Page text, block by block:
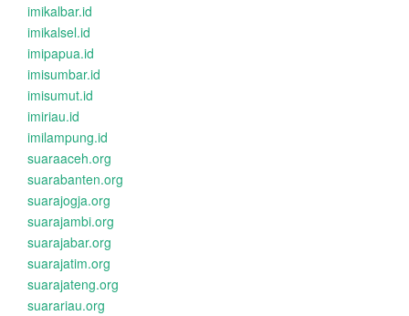
imikalbar.id
imikalsel.id
imipapua.id
imisumbar.id
imisumut.id
imiriau.id
imilampung.id
suaraaceh.org
suarabanten.org
suarajogja.org
suarajambi.org
suarajabar.org
suarajatim.org
suarajateng.org
suarariau.org